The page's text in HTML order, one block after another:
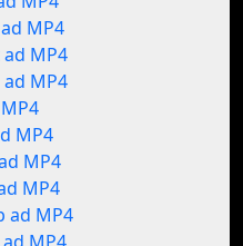
MP4
MP4
MP4
MP4
MP4
MP4
ad MP4